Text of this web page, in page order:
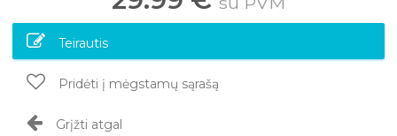
Teirautis
Pridėti į mėgstamų sąrašą
Grįžti atgal